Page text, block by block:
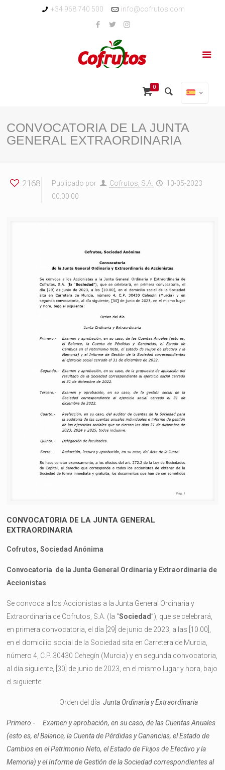
+34 968 740 500 info@cofrutos.com
0
CONVOCATORIA DE LA JUNTA
GENERAL EXTRAORDINARIA
2168 Publicado por Cofrutos, S.A.
10-05-2023
00:00:00
CONVOCATORIA DE LA JUNTA GENERAL
EXTRAORDINARIA
Cofrutos, Sociedad Anónima
Convocatoria de la Junta General Ordinaria y Extraordinaria de
Accionistas
Se convoca a los Accionistas a la Junta General Ordinaria y
Extraordinaria de Cofrutos, S.A. (la “Sociedad”), que se celebrará,
en primera convocatoria, el día [29] de junio de 2023, a las [10.00],
en el domicilio social de la Sociedad sita en Carretera de Murcia,
número 4, C.P. 30430 Cehegín (Murcia) y en segunda convocatoria,
al día siguiente, [30] de junio de 2023, en el mismo lugar y hora, bajo
el siguiente:
Orden del día Junta Ordinaria y Extraordinaria
Primero.- Examen y aprobación, en su caso, de las Cuentas Anuales
(esto es, el Balance, la Cuenta de Pérdidas y Ganancias, el Estado de
Cambios en el Patrimonio Neto, el Estado de Flujos de Efectivo y la
Memoria) y el Informe de Gestión de la Sociedad correspondientes al